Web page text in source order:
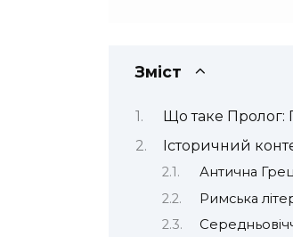
Зміст
Що таке Пролог:
Історичний
Антична
Римська